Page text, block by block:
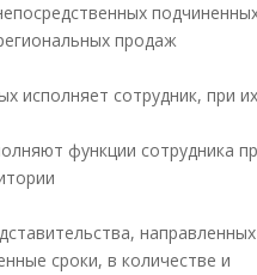
продаж
исполняет сотрудник, при их
функции сотрудника
сроки, в количестве и